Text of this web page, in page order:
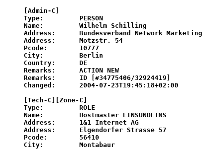
[Admin-C]
Type:         PERSON
Name: Wilhelm Schilling
Address:      Bundesverband Network Marketing
Address:      Motzstr. 54
Pcode:        10777
City:         Berlin
Country:      DE
Remarks:      ACTION NEW
Remarks:      ID [#34775406/32924419]
Changed:      2004-07-23T19:45:18+02:00
[Tech-C][Zone-C]
Type:         ROLE
Name:         Hostmaster EINSUNDEINS
Address:      1&1 Internet AG
Address:      Elgendorfer Strasse 57
Pcode:        56410
City:         Montabaur